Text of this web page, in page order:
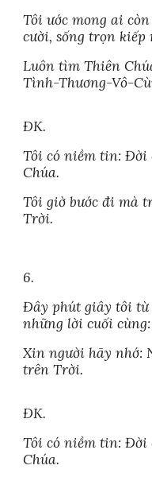
Tôi ước mong ai
cười, sống trọn kiếp
Luôn tìm Thiên
Tình-Thương-Vô-
ĐK.
Tôi có niềm tin: Đời
Chúa.
Tôi giờ bước đi mà
Trời.
6.
Đây phút giây tôi
những lời cuối cùng:
Xin người hãy nhớ:
trên Trời.
ĐK.
Tôi có niềm tin: Đời
Chúa.